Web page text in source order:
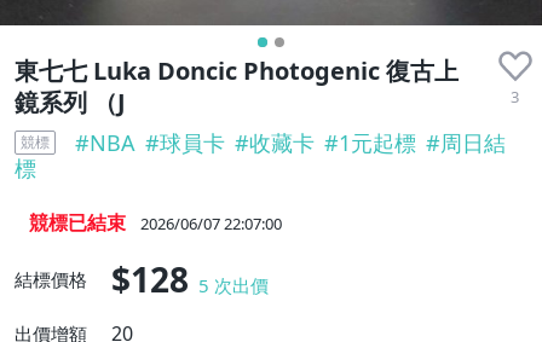
東七七 Luka Doncic Photogenic 復古上
鏡系列 （J
3
競標 #NBA #球員卡 #收藏卡 #1元起標 #周日結
標
競標已結束 2026/06/07 22:07:00
結標價格 $128 5 次出價
出價增額
20